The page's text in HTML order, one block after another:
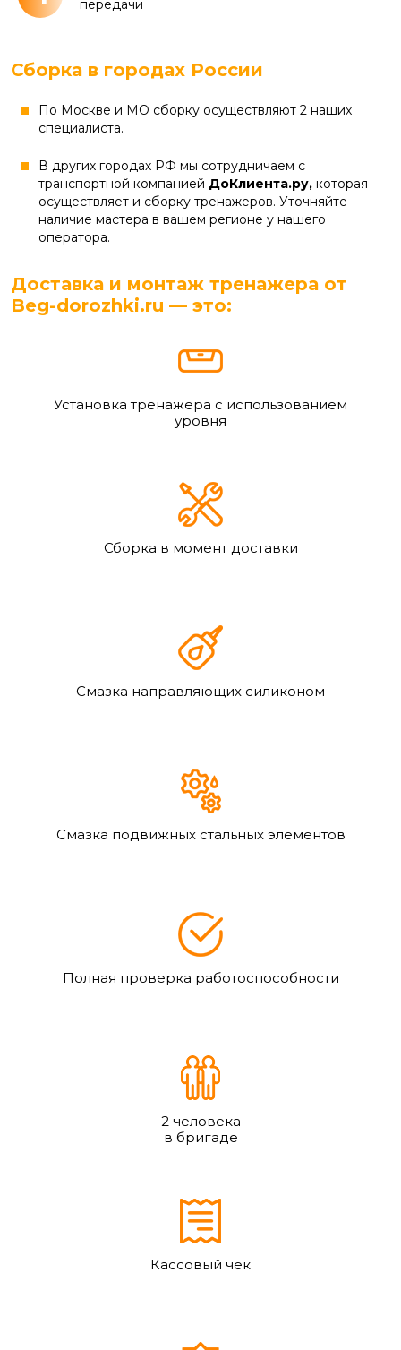
передачи
Сборка в городах России
По Москве и МО сборку осуществляют 2 наших
специалиста.
В других городах РФ мы сотрудничаем с
транспортной компанией ДоКлиента.ру, которая
осуществляет и сборку тренажеров. Уточняйте
наличие мастера в вашем регионе у нашего
оператора.
Доставка и монтаж тренажера от
Beg-dorozhki.ru — это:
Установка тренажера с использованием
уровня
Сборка в момент доставки
Смазка направляющих силиконом
Смазка подвижных стальных элементов
Полная проверка работоспособности
2 человека
в бригаде
Кассовый чек